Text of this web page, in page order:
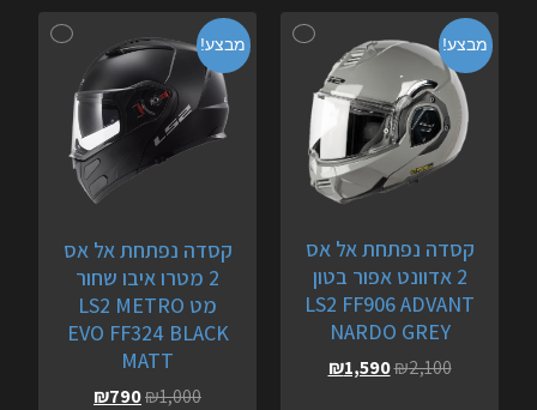
מבצע!
קסדה נפתחת אל אס
2 אדוונט אפור בטון
LS2 FF906 ADVANT
NARDO GREY
₪2,100
₪1,590
מבצע!
קסדה נפתחת אל אס
2 מטרו איבו שחור
מט LS2 METRO
EVO FF324 BLACK
MATT
₪1,000
₪790